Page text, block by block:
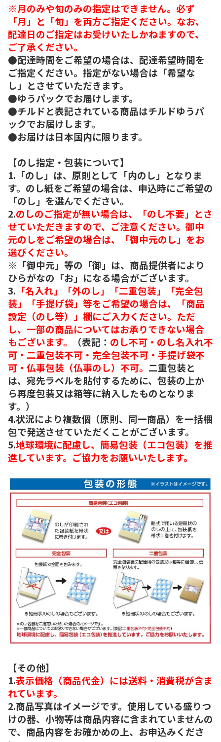
※月のみや旬のみの指定はできません。必ず
「月」と「旬」を両方ご指定ください。なお、
配達日のご指定はお受けいたしかねますので、
ご了承ください。
●配達時間をご希望の場合は、配達希望時間を
ご指定ください。指定がない場合は「希望な
し」とさせていただきます。
●ゆうパックでお届けします。
●チルドと表記されている商品はチルドゆうパ
ックでお届けします。
●お届けは日本国内に限ります。
【のし指定・包装について】
1.「のし」は、原則として「内のし」となりま
す。のし紙をご希望の場合は、申込時にご希望の
「のし」を選んでください。
2.のしのご指定が無い場合は、「のし不要」とさ
せていただきますので、ご注意ください。御中
元のしをご希望の場合は、「御中元のし」をお
選びください。
※「御中元」等の「御」は、商品提供者により
ひらがなの「お」になる場合がございます。
3. 「名入れ」「外のし」「二重包装」「完全包
装」「手提げ袋」等をご希望の場合は、「商品
設定（のし等）」欄にご入力ください。ただ
し、一部の商品についてはお承りできない場合
もございます。
（表記： のし不可・のし名入れ不
可・二重包装不可・完全包装不可・手提げ袋不
可・仏事包装（仏事のし）不可。 二重包装と
は、宛先ラベルを貼付するために、包装の上か
ら再度包装又は箱等に納入したものとなりま
す。）
4.状況により複数個（原則、同一商品）を一括梱
包で発送させていただくことがございます。
5.地球環境に配慮し、簡易包装（エコ包装）を推
進しています。ご協力をお願いいたします。
【その他】
1.表示価格（商品代金）には送料・消費税が含ま
れています。
2.商品写真はイメージです。使用している盛りつ
けの器、小物等は商品内容に含まれていませんの
で、商品内容をお確かめの上、お申込みくださ